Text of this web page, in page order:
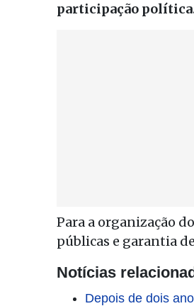
participação
Para a organização
públicas e garantia
Notícias
Depois de dois